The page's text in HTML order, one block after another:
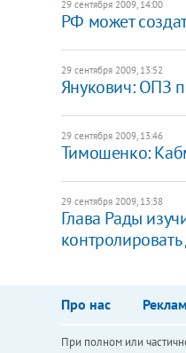
29 сентября 2009, 14:00
РФ может
29 сентября 2009, 13:52
Янукович: ОПЗ
29 сентября 2009, 13:46
Тимошенко:
29 сентября 2009, 13:38
Глава Рады
контролировать
Про нас
При полном или